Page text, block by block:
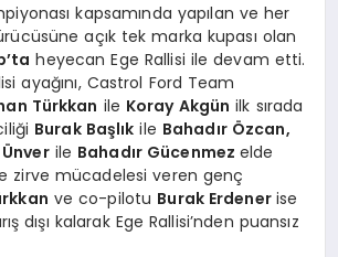
kapsamında yapılan ve her
açık tek marka kupası olan
heyecan Ege Rallisi ile devam etti.
ayağını, Castrol Ford Team
Türkkan ile Koray Akgün ilk sırada
Burak Başlık ile Bahadır Özcan,
Ünverile Bahadır Gücenmezelde
zirve mücadelesi veren genç
ve co-pilotu Burak Erdener ise
dışı kalarak Ege Rallisi’nden puansız